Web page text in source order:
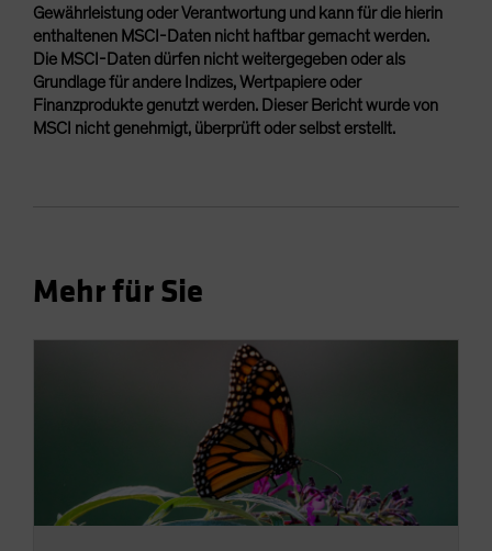
Gewährleistung oder Verantwortung und kann für die hierin
enthaltenen MSCI-Daten nicht haftbar gemacht werden.
Die MSCI-Daten dürfen nicht weitergegeben oder als
Grundlage für andere Indizes, Wertpapiere oder
Finanzprodukte genutzt werden. Dieser Bericht wurde von
MSCI nicht genehmigt, überprüft oder selbst erstellt.
Mehr für Sie